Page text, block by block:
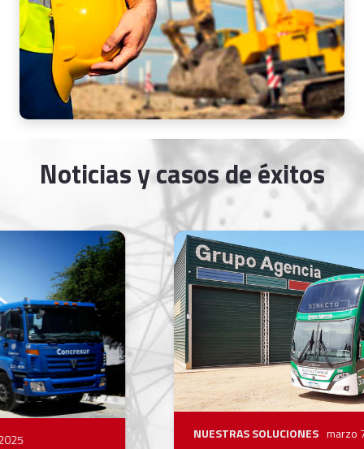
Noticias y casos de éxitos
NUESTRAS SOLUCIONES marzo 7, 2025